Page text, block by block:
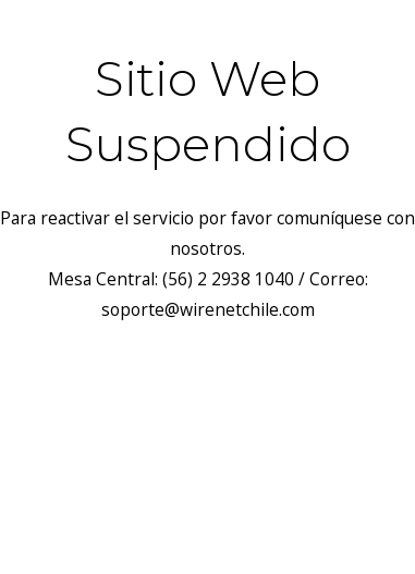
Sitio Web
Suspendido
Para reactivar el servicio por favor comuníquese con
nosotros.
Mesa Central: (56) 2 2938 1040 / Correo:
soporte@wirenetchile.com